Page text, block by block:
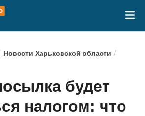
Новости Харьковской области /
будет
налогом: что